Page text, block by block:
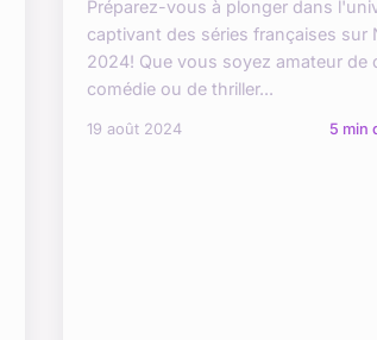
Préparez-vous à plonger dans
captivant des séries françaises sur
2024! Que vous soyez amateur de
comédie ou de thriller...
19 août 2024 5 min